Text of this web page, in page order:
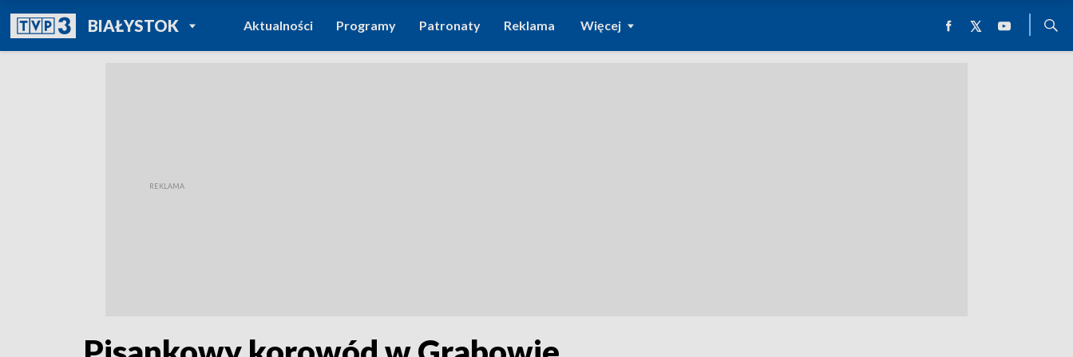
BIAŁYSTOKPOWRÓT DO
TVP REGIONY
Aktualności Programy Patronaty Reklama Więcej